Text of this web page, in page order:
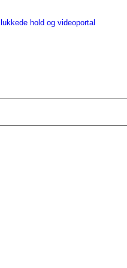
hold og videoportal